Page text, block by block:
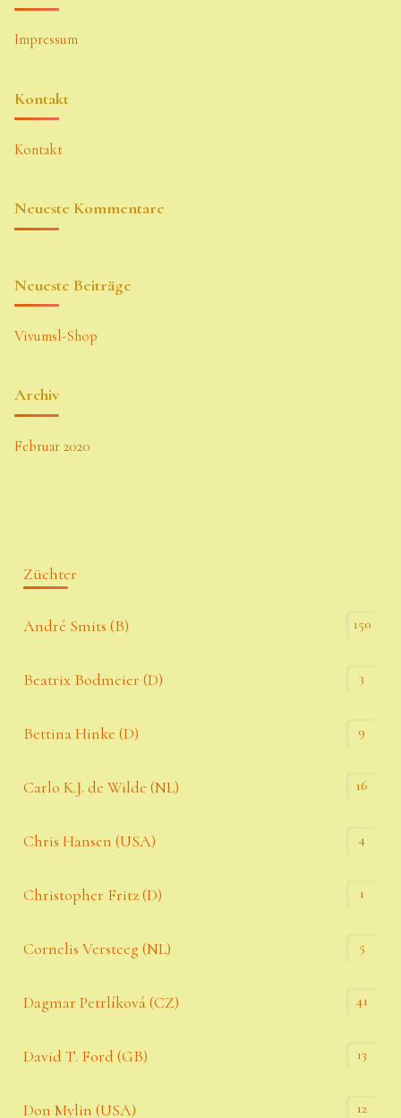
Impressum
Kontakt
Kontakt
Neueste Kommentare
Neueste Beiträge
Vivumsl-Shop
Archiv
Februar 2020
Züchter
André Smits (B) 150
Beatrix Bodmeier (D) 3
Bettina Hinke (D) 9
Carlo K.J. de Wilde (NL) 16
Chris Hansen (USA) 4
Christopher Fritz (D) 1
Cornelis Versteeg (NL) 5
Dagmar Petrlíková (CZ) 41
David T. Ford (GB) 13
Don Mylin (USA) 12